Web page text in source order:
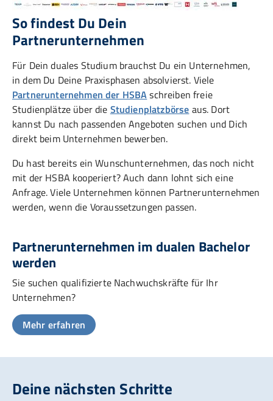
So findest Du Dein
Partnerunternehmen
Für Dein duales Studium brauchst Du ein Unternehmen,
in dem Du Deine Praxisphasen absolvierst. Viele
Partnerunternehmen der HSBAschreiben freie
Studienplätze über die Studienplatzbörse aus. Dort
kannst Du nach passenden Angeboten suchen und Dich
direkt beim Unternehmen bewerben.
Du hast bereits ein Wunschunternehmen, das noch nicht
mit der HSBA kooperiert? Auch dann lohnt sich eine
Anfrage. Viele Unternehmen können Partnerunternehmen
werden, wenn die Voraussetzungen passen.
Partnerunternehmen im dualen Bachelor
werden
Sie suchen qualifizierte Nachwuchskräfte für Ihr
Unternehmen?
Mehr erfahren
Deine nächsten Schritte